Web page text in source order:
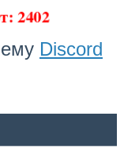
2402
Discord